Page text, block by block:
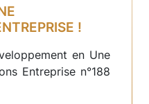
!
en Une
Entreprise n°188